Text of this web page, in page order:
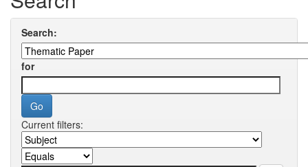
Search:
for
Current filters: